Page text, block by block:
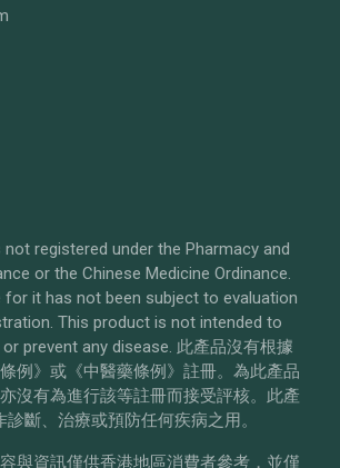
registered under the Pharmacy and
or the Chinese Medicine Ordinance.
for it has not been subject to evaluation
This product is not intended to
prevent any disease. 此產品沒有根據
條例》或《中醫藥條例》註冊。為此產品
沒有為進行該等註冊而接受評核。此產
診斷、治療或預防任何疾病之用。
與資訊僅供香港地區消費者參考，並僅